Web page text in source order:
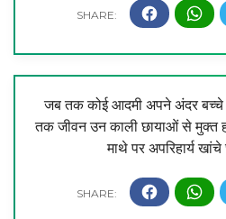
जब तक कोई आदमी अपने अंदर बच्चे
तक जीवन उन काली छायाओं से मुक्त
माथे पर अपरिहार्य